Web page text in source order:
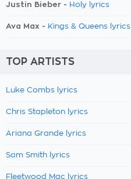
Justin Bieber - Holy lyrics
Ava Max - Kings & Queens lyrics
TOP ARTISTS
Luke Combs lyrics
Chris Stapleton lyrics
Ariana Grande lyrics
Sam Smith lyrics
Fleetwood Mac lyrics